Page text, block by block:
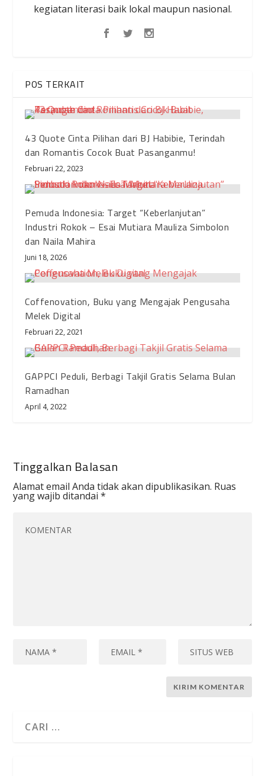
kegiatan literasi baik lokal maupun nasional.
POS TERKAIT
43 Quote Cinta Pilihan dari BJ Habibie, Terindah
dan Romantis Cocok Buat Pasanganmu!
Februari 22, 2023
Pemuda Indonesia: Target “Keberlanjutan”
Industri Rokok – Esai Mutiara Mauliza Simbolon
dan Naila Mahira
Juni 18, 2026
Coffenovation, Buku yang Mengajak Pengusaha
Melek Digital
Februari 22, 2021
GAPPCI Peduli, Berbagi Takjil Gratis Selama Bulan
Ramadhan
April 4, 2022
Tinggalkan Balasan
Alamat email Anda tidak akan dipublikasikan. Ruas
yang wajib ditandai*